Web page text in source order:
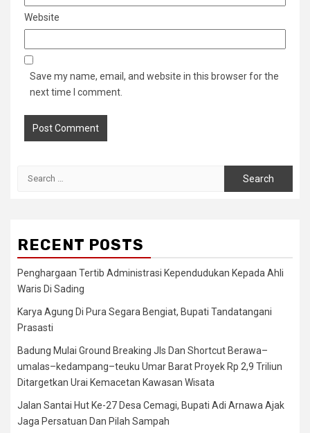
Website
Save my name, email, and website in this browser for the
next time I comment.
RECENT POSTS
Penghargaan Tertib Administrasi Kependudukan Kepada Ahli
Waris Di Sading
Karya Agung Di Pura Segara Bengiat, Bupati Tandatangani
Prasasti
Badung Mulai Ground Breaking Jls Dan Shortcut Berawa–
umalas–kedampang–teuku Umar Barat Proyek Rp 2,9 Triliun
Ditargetkan Urai Kemacetan Kawasan Wisata
Jalan Santai Hut Ke-27 Desa Cemagi, Bupati Adi Arnawa Ajak
Jaga Persatuan Dan Pilah Sampah